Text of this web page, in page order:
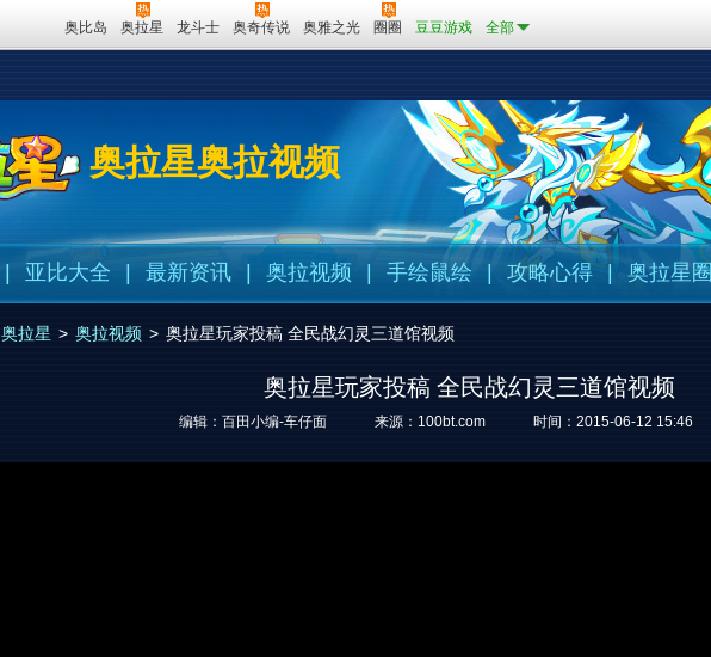
奥比岛 奥拉星 龙斗士 奥奇传说 奥雅之光 圈圈 豆豆游戏 全部
奥拉星奥拉视频
亚比大全 最新资讯 奥拉视频 手绘鼠绘 攻略心得 | 奥拉星圈
奥拉星 > 奥拉视频 > 奥拉星玩家投稿 全民战幻灵三道馆视频
奥拉星玩家投稿 全民战幻灵三道馆视频
编辑：百田小编-车仔面 来源： 100bt.com 时间：2015-06-12 15:46